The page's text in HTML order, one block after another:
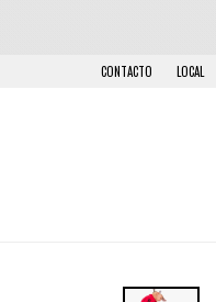
CONTACTO LOCAL